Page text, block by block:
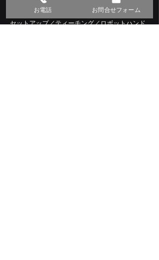
工事の提案が可能です。
セットアップ／ティーチング／ロボットハンド
お電話 お問合せフォーム